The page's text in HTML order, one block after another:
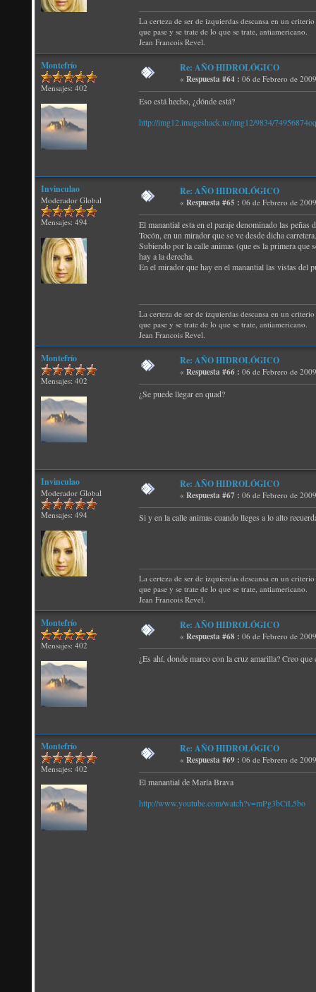
La certeza de ser de izquierdas descansa en un
que pase y se trate de lo que se trate, antiamericano.
Jean Francois Revel.
Montefrío
Mensajes: 402
Re: AÑO HIDROLÓGICO
« Respuesta #64 : 06 de Febrero de
Eso está hecho, ¿dónde está?
http://img12.imageshack.us/img12/9834/
Invinculao
Moderador Global
Mensajes: 494
Re: AÑO HIDROLÓGICO
« Respuesta #65 : 06 de Febrero de
El manantial esta en el paraje denominado las
Tocón, en un mirador que se ve desde dicha carretera.
Subiendo por la calle animas (que es la primera que
hay a la derecha.
En el mirador que hay en el manantial las vistas del
La certeza de ser de izquierdas descansa en un
que pase y se trate de lo que se trate, antiamericano.
Jean Francois Revel.
Montefrío
Mensajes: 402
Re: AÑO HIDROLÓGICO
« Respuesta #66 : 06 de Febrero de
¿Se puede llegar en quad?
Invinculao
Moderador Global
Mensajes: 494
Re: AÑO HIDROLÓGICO
« Respuesta #67 : 06 de Febrero de
Si y en la calle animas cuando lleges a lo alto
La certeza de ser de izquierdas descansa en un
que pase y se trate de lo que se trate, antiamericano.
Jean Francois Revel.
Montefrío
Mensajes: 402
Re: AÑO HIDROLÓGICO
« Respuesta #68 : 06 de Febrero de
¿Es ahí, donde marco con la cruz amarilla? Creo
Montefrío
Mensajes: 402
Re: AÑO HIDROLÓGICO
« Respuesta #69 : 06 de Febrero de
El manantial de María Brava
http://www.youtube.com/watch?v=mPg3bCiL5bo